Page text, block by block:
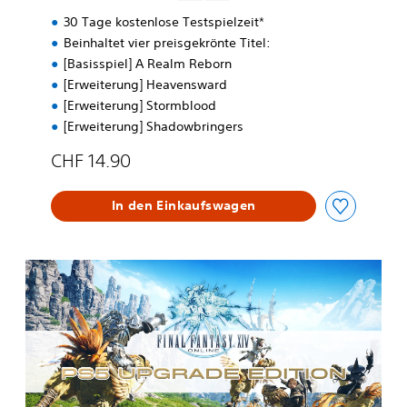
30 Tage kostenlose Testspielzeit*
Beinhaltet vier preisgekrönte Titel:
[Basisspiel] A Realm Reborn
[Erweiterung] Heavensward
[Erweiterung] Stormblood
[Erweiterung] Shadowbringers
CHF 14.90
In den Einkaufswagen
P
S
5
U
a